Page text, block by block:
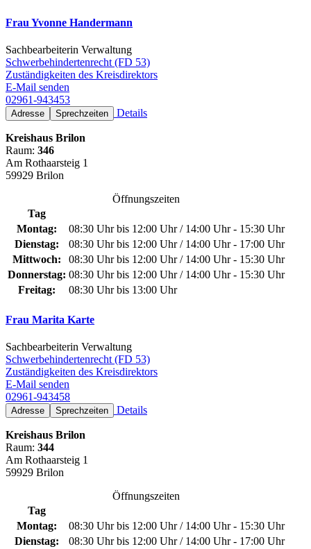
Frau Yvonne Handermann
Sachbearbeiterin Verwaltung
Schwerbehindertenrecht (FD 53)
Zuständigkeiten des Kreisdirektors
E-Mail senden
02961-943453
Adresse Sprechzeiten Details
Kreishaus Brilon
Raum: 346
Am Rothaarsteig 1
59929 Brilon
Öffnungszeiten
Tag
Montag:
08:30 Uhr bis 12:00 Uhr / 14:00 Uhr - 15:30 Uhr
Dienstag:
08:30 Uhr bis 12:00 Uhr / 14:00 Uhr - 17:00 Uhr
Mittwoch:
08:30 Uhr bis 12:00 Uhr / 14:00 Uhr - 15:30 Uhr
Donnerstag: 08:30 Uhr bis 12:00 Uhr / 14:00 Uhr - 15:30 Uhr
Freitag:
08:30 Uhr bis 13:00 Uhr
Frau Marita Karte
Sachbearbeiterin Verwaltung
Schwerbehindertenrecht (FD 53)
Zuständigkeiten des Kreisdirektors
E-Mail senden
02961-943458
Adresse Sprechzeiten Details
Kreishaus Brilon
Raum: 344
Am Rothaarsteig 1
59929 Brilon
Öffnungszeiten
Tag
Montag:
08:30 Uhr bis 12:00 Uhr / 14:00 Uhr - 15:30 Uhr
Dienstag:
08:30 Uhr bis 12:00 Uhr / 14:00 Uhr - 17:00 Uhr